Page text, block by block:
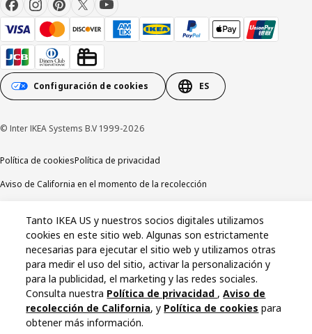
Configuración de cookies ES
© Inter IKEA Systems B.V 1999-2026
Política de cookiesPolítica de privacidad
Aviso de California en el momento de la recolección
Tanto IKEA US y nuestros socios digitales utilizamos
cookies en este sitio web. Algunas son estrictamente
necesarias para ejecutar el sitio web y utilizamos otras
para medir el uso del sitio, activar la personalización y
para la publicidad, el marketing y las redes sociales.
Consulta nuestra Política de privacidad ,Aviso de
recolección de California, y Política de cookies para
obtener más información.